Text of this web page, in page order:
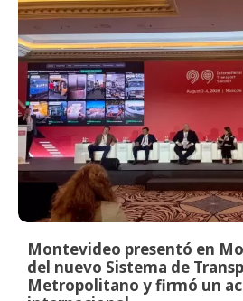
Montevideo presentó en
del nuevo Sistema de
Metropolitano y firmó un